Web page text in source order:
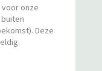
onze
Deze